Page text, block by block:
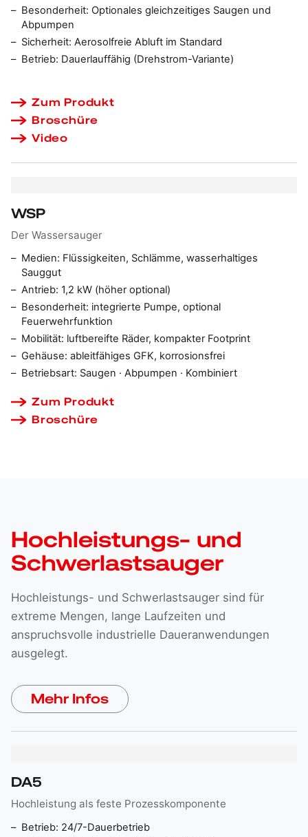
Besonderheit: Optionales gleichzeitiges Saugen und
Abpumpen
Sicherheit: Aerosolfreie Abluft im Standard
Betrieb: Dauerlauffähig (Drehstrom-Variante)
Zum Produkt
Broschüre
Video
WSP
Der Wassersauger
Medien: Flüssigkeiten, Schlämme, wasserhaltiges
Sauggut
Antrieb: 1,2 kW (höher optional)
Besonderheit: integrierte Pumpe, optional
Feuerwehrfunktion
Mobilität: luftbereifte Räder, kompakter Footprint
Gehäuse: ableitfähiges GFK, korrosionsfrei
Betriebsart: Saugen · Abpumpen · Kombiniert
Zum Produkt
Broschüre
Hochleistungs- und
Schwerlastsauger
Hochleistungs- und Schwerlastsauger sind für
extreme Mengen, lange Laufzeiten und
anspruchsvolle industrielle Daueranwendungen
ausgelegt.
Mehr Infos
DA5
Hochleistung als feste Prozesskomponente
Betrieb: 24/7-Dauerbetrieb